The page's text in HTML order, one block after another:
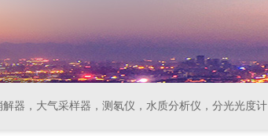
器，大气采样器，测氡仪，水质分析仪，分光光度计